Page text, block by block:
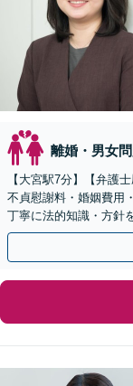
離婚・男女
【大宮駅7分】【弁護
不貞慰謝料・婚姻費用
丁寧に法的知識・方針
します【子連れ相談可